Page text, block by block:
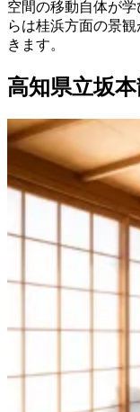
空間の移動自体が
らは桂浜方面の景
きます。
高知県立坂